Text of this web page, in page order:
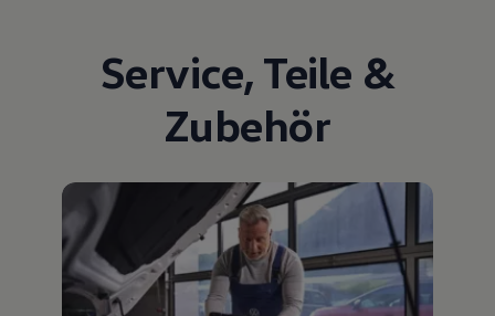
Service, Teile &
Zubehör